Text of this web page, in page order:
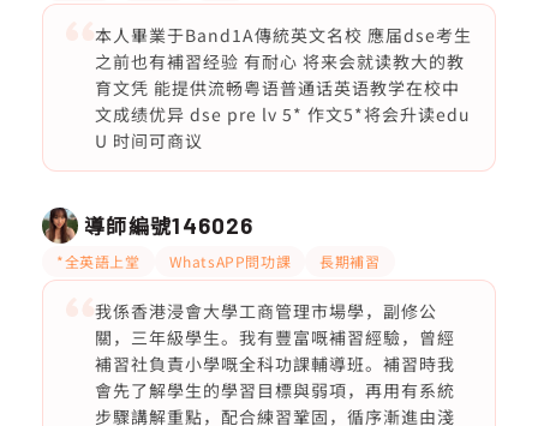
本人畢業于Band1A傳統英文名校 應届dse考生
之前也有補習经验 有耐心 将来会就读教大的教
育文凭 能提供流畅粤语普通话英语教学在校中
文成绩优异 dse pre lv 5* 作文5*将会升读edu
U 时间可商议
導師編號146026
*全英語上堂 WhatsAPP問功課 長期補習
我係香港浸會大學工商管理市場學，副修公
關，三年級學生。我有豐富嘅補習經驗，曾經
補習社負責小學嘅全科功課輔導班。補習時我
會先了解學生的學習目標與弱項，再用有系統
步驟講解重點，配合練習鞏固，循序漸進由淺